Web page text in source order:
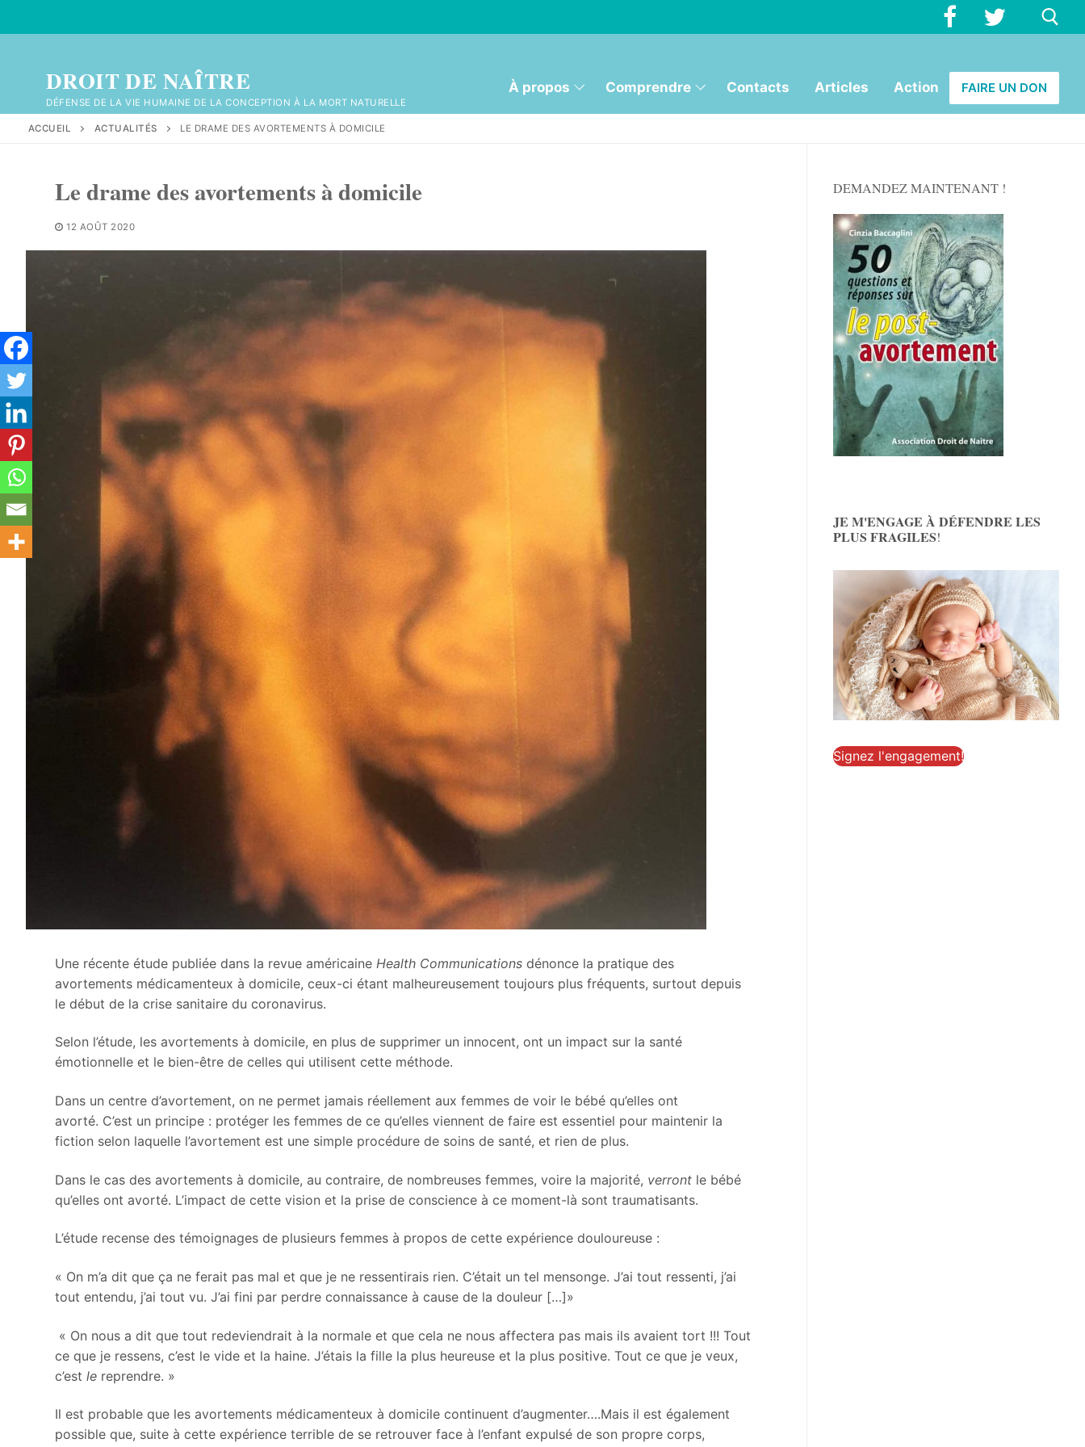
Rechercher :
DROIT DE NAÎTRE
DÉFENSE DE LA VIE HUMAINE DE LA CONCEPTION À LA MORT NATURELLE
À propos Comprendre Contacts Articles Action FAIRE UN DON
ACCUEIL ACTUALITÉS LE DRAME DES AVORTEMENTS À DOMICILE
Le drame des avortements à domicile
12 AOÛT 2020
Une récente étude publiée dans la revue américaine Health Communications dénonce la pratique des
avortements médicamenteux à domicile, ceux-ci étant malheureusement toujours plus fréquents, surtout depuis
le début de la crise sanitaire du coronavirus.
Selon l’étude, les avortements à domicile, en plus de supprimer un innocent, ont un impact sur la santé
émotionnelle et le bien-être de celles qui utilisent cette méthode.
Dans un centre d’avortement, on ne permet jamais réellement aux femmes de voir le bébé qu’elles ont
avorté. C’est un principe : protéger les femmes de ce qu’elles viennent de faire est essentiel pour maintenir la
fiction selon laquelle l’avortement est une simple procédure de soins de santé, et rien de plus.
Dans le cas des avortements à domicile, au contraire, de nombreuses femmes, voire la majorité, verront le bébé
qu’elles ont avorté. L’impact de cette vision et la prise de conscience à ce moment-là sont traumatisants.
L’étude recense des témoignages de plusieurs femmes à propos de cette expérience douloureuse :
« On m’a dit que ça ne ferait pas mal et que je ne ressentirais rien. C’était un tel mensonge. J’ai tout ressenti, j’ai
tout entendu, j’ai tout vu. J’ai fini par perdre connaissance à cause de la douleur […]»
« On nous a dit que tout redeviendrait à la normale et que cela ne nous affectera pas mais ils avaient tort !!! Tout
ce que je ressens, c’est le vide et la haine. J’étais la fille la plus heureuse et la plus positive. Tout ce que je veux,
c’est le reprendre. »
Il est probable que les avortements médicamenteux à domicile continuent d’augmenter….Mais il est également
possible que, suite à cette expérience terrible de se retrouver face à l’enfant expulsé de son propre corps,
DEMANDEZ MAINTENANT !
JE M'ENGAGE À DÉFENDRE LES
PLUS FRAGILES!
Signez l'engagement!